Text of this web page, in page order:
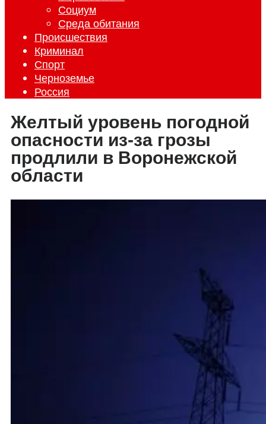
Социум
Среда обитания
Происшествия
Криминал
Спорт
Черноземье
Россия
Желтый уровень погодной
опасности из-за грозы
продлили в Воронежской
области